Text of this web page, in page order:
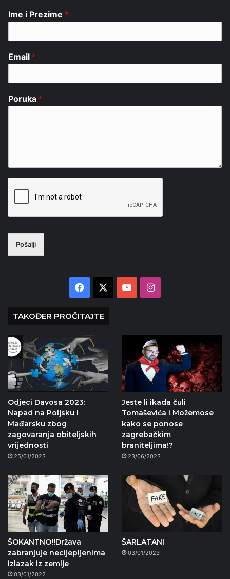
Ime i Prezime *
Email *
Poruka *
Pošalji
Facebook YouTubeInstagram
TAKOĐER PROČITAJTE
Odjeci Davosa 2023:
Napad na Poljsku i
Mađarsku zbog
zagovaranja obiteljskih
vrijednosti
25/01/2023
Jeste li ikada čuli
Tomaševića i Možemose
kako se ponose
zagrebačkim
braniteljima!?
23/06/2023
ŠOKANTNO!!Država
zabranjuje necijepljenima
izlazak iz zemlje
03/01/2022
ŠARLATANI
03/01/2023